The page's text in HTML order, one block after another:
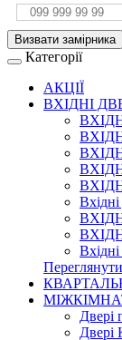
Визвати замірника
Категорії
АКЦІЇ
ВХІДНІ
Двері
Двері